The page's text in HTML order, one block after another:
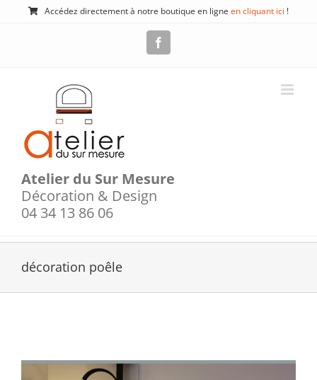
Passer
Accédez directement à notre boutique en ligne en cliquant ici !
Atelier du Sur Mesure
Décoration & Design
04 34 13 86 06
décoration poêle